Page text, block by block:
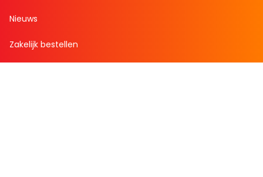
Nieuws
Zakelijk bestellen